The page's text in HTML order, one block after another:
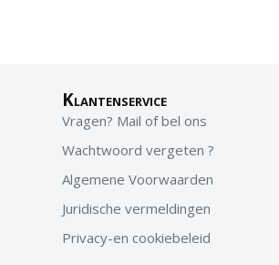
Klantenservice
Vragen? Mail of bel ons
Wachtwoord vergeten ?
Algemene Voorwaarden
Juridische vermeldingen
Privacy-en cookiebeleid